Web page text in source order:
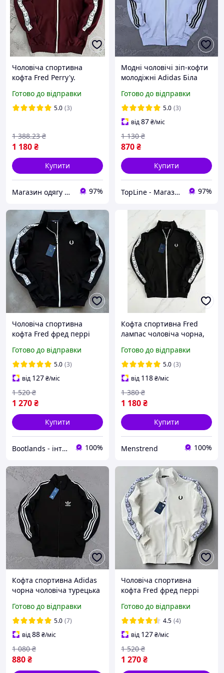
Чоловіча спортивна
кофта Fred Perry'y.
блискавці з лампасом
весна осінь бордова
Готово до відправки
5.0 (3)
1 180₴
1 388.23 ₴
Купити
Магазин одягу та взуття Bootlords 97%
Модні чоловічі зіп-кофти
молодіжні Adidas Біла
капюшона, Худі на
блискавці молодіжна
Готово до відправки
5.0 (3)
від87₴/міс
870₴
1 130 ₴
Купити
TopLine - Магазин крутих товарів 97%
Чоловіча спортивна
кофта Fred фред перрі
Олімпійка на блискавці з
лампасом Туреччина
Готово до відправки
5.0 (3)
від 127₴/міс
1 270₴
1 520 ₴
Купити
Bootlands - інтернет-магазин взуття та одягу 100%
Кофта спортивна Fred
лампас чоловіча чорна,
олімпійка
Готово до відправки
5.0 (3)
від 118₴/міс
1 180₴
1 380 ₴
Купити
Menstrend 100%
Кофта спортивна Adidas
чорна чоловіча турецька
осінь, Спортивка
олімпійка Адідас
Готово до відправки
5.0 (7)
від88₴/міс
880₴
1 080 ₴
Чоловіча спортивна
кофта Fred фред перрі
Олімпійка на блискавці з
лампасом Туреччина
Готово до відправки
4.5 (4)
від 127₴/міс
1 270₴
1 520 ₴